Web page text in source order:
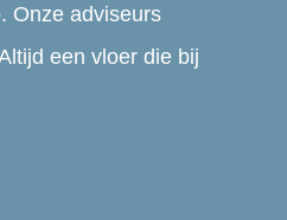
Onze adviseurs
een vloer die bij